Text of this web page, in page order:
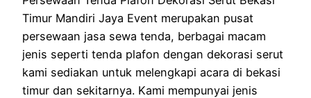
Timur Mandiri Jaya Event merupakan pusat
persewaan jasa sewa tenda, berbagai macam
jenis seperti tenda plafon dengan dekorasi serut
kami sediakan untuk melengkapi acara di bekasi
timur dan sekitarnya. Kami mempunyai jenis